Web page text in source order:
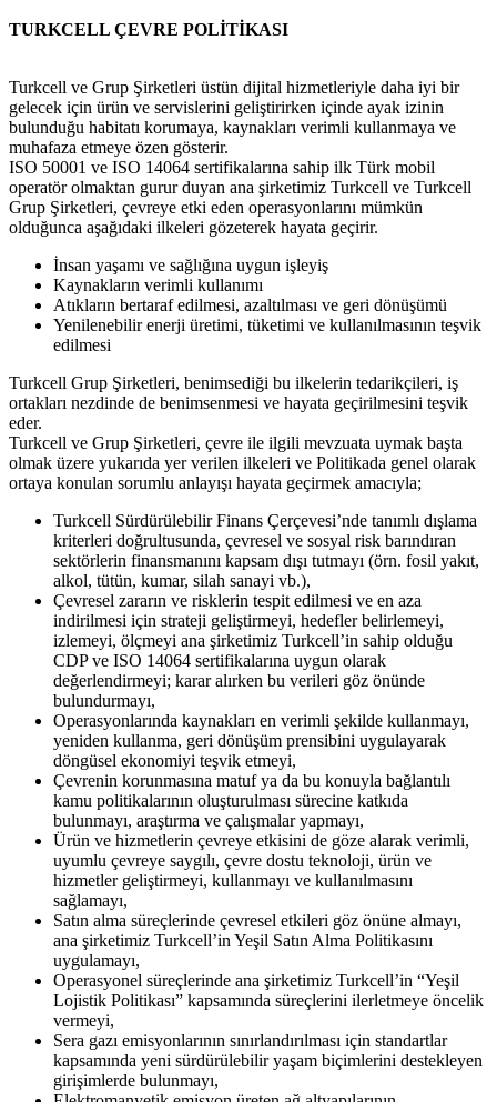
TURKCELL ÇEVRE POLİTİKASI
Turkcell ve Grup Şirketleri üstün dijital hizmetleriyle daha iyi bir
gelecek için ürün ve servislerini geliştirirken içinde ayak izinin
bulunduğu habitatı korumaya, kaynakları verimli kullanmaya ve
muhafaza etmeye özen gösterir.
ISO 50001 ve ISO 14064 sertifikalarına sahip ilk Türk mobil
operatör olmaktan gurur duyan ana şirketimiz Turkcell ve Turkcell
Grup Şirketleri, çevreye etki eden operasyonlarını mümkün
olduğunca aşağıdaki ilkeleri gözeterek hayata geçirir.
İnsan yaşamı ve sağlığına uygun işleyiş
Kaynakların verimli kullanımı
Atıkların bertaraf edilmesi, azaltılması ve geri dönüşümü
Yenilenebilir enerji üretimi, tüketimi ve kullanılmasının teşvik
edilmesi
Turkcell Grup Şirketleri, benimsediği bu ilkelerin tedarikçileri, iş
ortakları nezdinde de benimsenmesi ve hayata geçirilmesini teşvik
eder.
Turkcell ve Grup Şirketleri, çevre ile ilgili mevzuata uymak başta
olmak üzere yukarıda yer verilen ilkeleri ve Politikada genel olarak
ortaya konulan sorumlu anlayışı hayata geçirmek amacıyla;
Turkcell Sürdürülebilir Finans Çerçevesi’nde tanımlı dışlama
kriterleri doğrultusunda, çevresel ve sosyal risk barındıran
sektörlerin finansmanını kapsam dışı tutmayı (örn. fosil yakıt,
alkol, tütün, kumar, silah sanayi vb.),
Çevresel zararın ve risklerin tespit edilmesi ve en aza
indirilmesi için strateji geliştirmeyi, hedefler belirlemeyi,
izlemeyi, ölçmeyi ana şirketimiz Turkcell’in sahip olduğu
CDP ve ISO 14064 sertifikalarına uygun olarak
değerlendirmeyi; karar alırken bu verileri göz önünde
bulundurmayı,
Operasyonlarında kaynakları en verimli şekilde kullanmayı,
yeniden kullanma, geri dönüşüm prensibini uygulayarak
döngüsel ekonomiyi teşvik etmeyi,
Çevrenin korunmasına matuf ya da bu konuyla bağlantılı
kamu politikalarının oluşturulması sürecine katkıda
bulunmayı, araştırma ve çalışmalar yapmayı,
Ürün ve hizmetlerin çevreye etkisini de göze alarak verimli,
uyumlu çevreye saygılı, çevre dostu teknoloji, ürün ve
hizmetler geliştirmeyi, kullanmayı ve kullanılmasını
sağlamayı,
Satın alma süreçlerinde çevresel etkileri göz önüne almayı,
ana şirketimiz Turkcell’in Yeşil Satın Alma Politikasını
uygulamayı,
Operasyonel süreçlerinde ana şirketimiz Turkcell’in “Yeşil
Lojistik Politikası” kapsamında süreçlerini ilerletmeye öncelik
vermeyi,
Sera gazı emisyonlarının sınırlandırılması için standartlar
kapsamında yeni sürdürülebilir yaşam biçimlerini destekleyen
girişimlerde bulunmayı,